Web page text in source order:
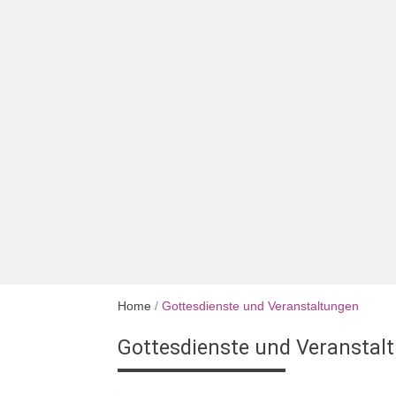
Home / Gottesdienste und Veranstaltungen
Gottesdienste und